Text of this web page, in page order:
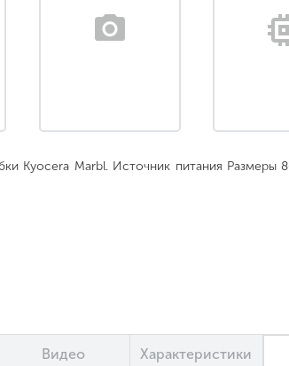
Kyocera Marbl. Источник питания Размеры
Видео Характеристики